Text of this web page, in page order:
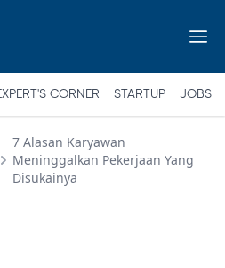
CORNER STARTUP JOBS
7 Alasan Karyawan
Meninggalkan Pekerjaan Yang
Disukainya